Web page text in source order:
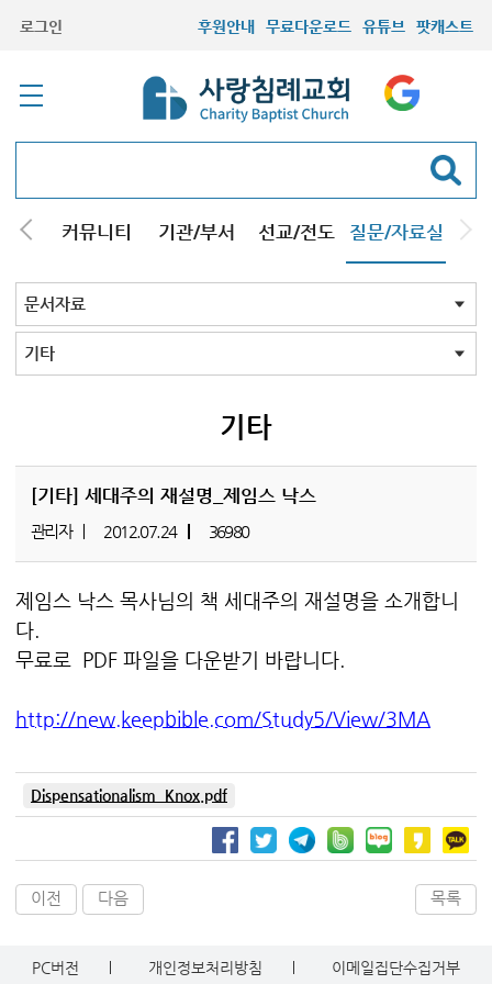
로그인 후원안내 무료다운로드 유튜브 팟캐스트
럼 커뮤니티 기관/부서 선교/전도 질문/자료실
교회Q&A
문서자료
설교자료
기타자료
서창캠퍼스
문서자료 전체
강해pdf
도표및지도
성경/암송
소책자pdf
책pdf
전도지
기타
기타
[기타] 세대주의 재설명_제임스 낙스
관리자 2012.07.24 36980
제임스 낙스 목사님의 책 세대주의 재설명을 소개합니
다.
무료로 PDF 파일을 다운받기 바랍니다.
http://new.keepbible.com/Study5/View/3MA
Dispensationalism_Knox.pdf
이전 다음 목록
PC버전 개인정보처리방침 이메일집단수집거부